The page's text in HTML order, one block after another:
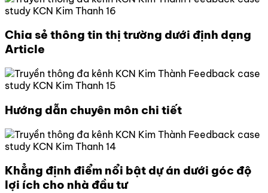
Chia sẻ thông tin thị trường dưới định dạng
Article
Hướng dẫn chuyên môn chi tiết
Khẳng định điểm nổi bật dự án dưới góc độ
lợi ích cho nhà đầu tư